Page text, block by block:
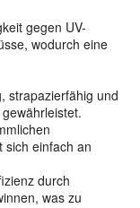
gegen UV-
wodurch eine
strapazierfähig und
sich einfach an
durch
was zu